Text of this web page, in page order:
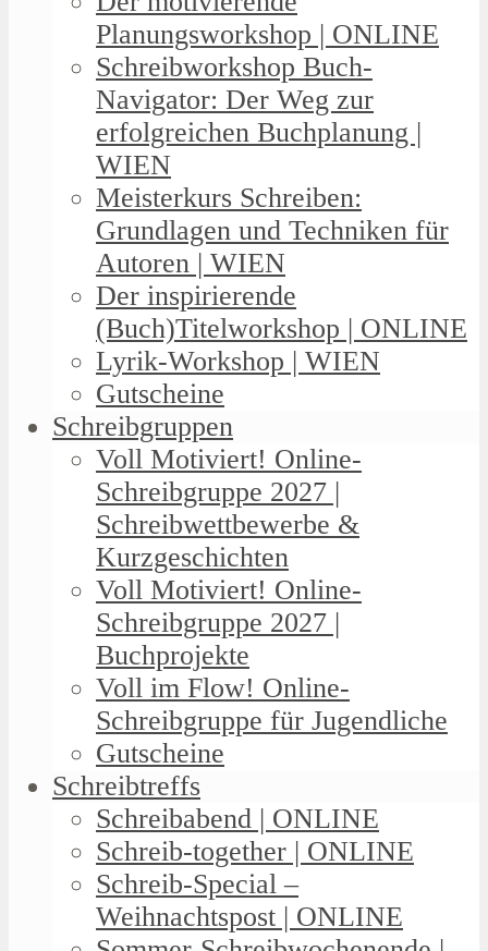
Planungsworkshop | ONLINE
Schreibworkshop Buch-
Navigator: Der Weg zur
erfolgreichen Buchplanung |
WIEN
Meisterkurs Schreiben:
Grundlagen und Techniken für
Autoren | WIEN
Der inspirierende
(Buch)Titelworkshop | ONLINE
Lyrik-Workshop | WIEN
Gutscheine
Schreibgruppen
Voll Motiviert! Online-
Schreibgruppe 2027 |
Schreibwettbewerbe &
Kurzgeschichten
Voll Motiviert! Online-
Schreibgruppe 2027 |
Buchprojekte
Voll im Flow! Online-
Schreibgruppe für Jugendliche
Gutscheine
Schreibtreffs
Schreibabend | ONLINE
Schreib-together | ONLINE
Schreib-Special –
Weihnachtspost | ONLINE